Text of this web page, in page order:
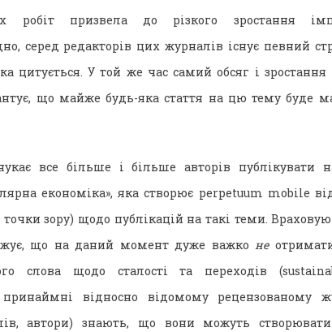
робіт призвела до різкого зростання
серед редакторів цих журналів існує певний
цитується. У той же час самий обсяг і зростання
що майже будь-яка стаття на цю тему буде
все більше і більше авторів публікувати
економіка», яка створює perpetuum mobile
зору) щодо публікацій на такі теми.
що на даний момент дуже важконеотримати
слова щодо сталості та переходів
відносно відомому рецензованому
автори) знають, що вони можуть